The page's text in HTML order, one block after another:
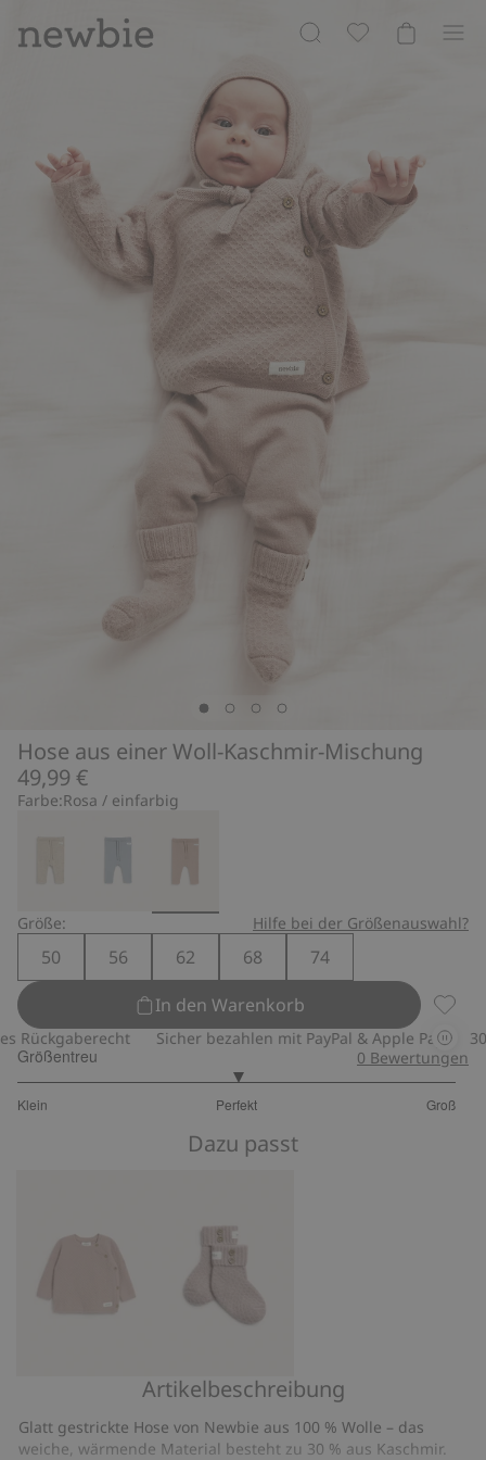
Hose aus einer Woll-Kaschmir-Mischung
49,99 €
Farbe:Rosa / einfarbig
Größe: Hilfe bei der Größenauswahl?
50 56 62 68
74
In den Warenkorb
Hose
Sicher bezahlen mit PayPal & Apple Pay 30-
Größentreu
Klein Perfekt Groß
von
0 Bewertungen
Dazu passt
aus
einer
Socken
einer
Artikelbeschreibung
Glatt gestrickte Hose von Newbie aus 100 % Wolle – das
weiche, wärmende Material besteht zu 30 % aus Kaschmir.